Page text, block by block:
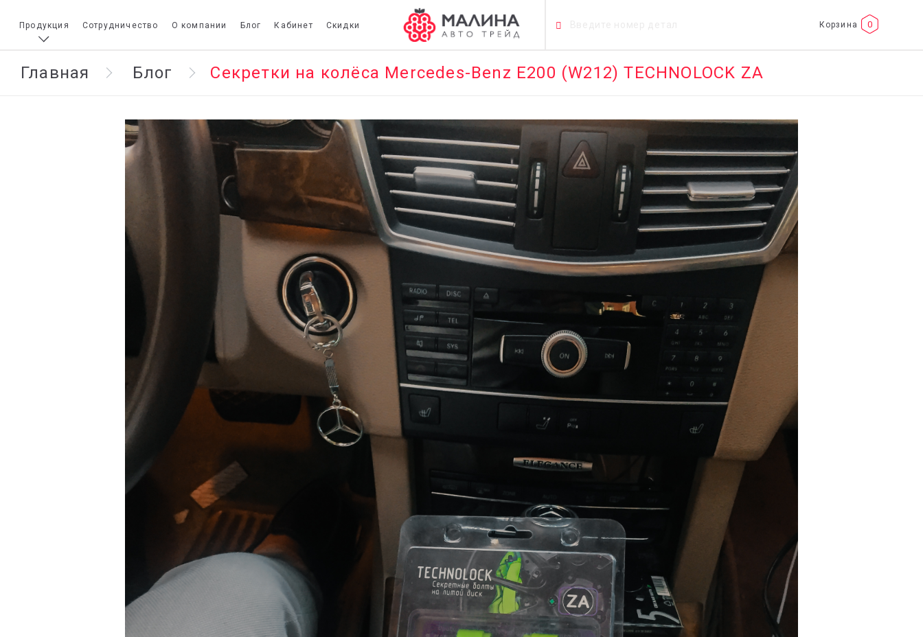
Продукция Сотрудничество О компании Блог Кабинет Скидки 0
Главная Блог Секретки на колёса Mercedes-Benz E200 (W212) TECHNOLOCK ZA